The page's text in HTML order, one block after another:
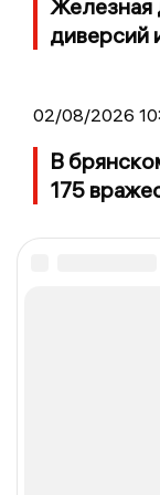
Железная
диверсий
02/08/2026
В
175